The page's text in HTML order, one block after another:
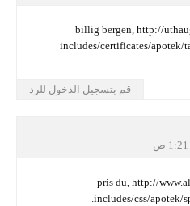
billig bergen,
includes/
قم بتسجيل الدخول للرد
pris du,
includes/